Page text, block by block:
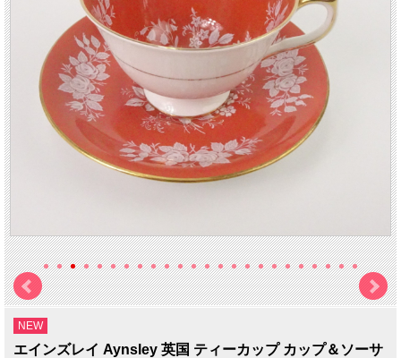
NEW
エインズレイ Aynsley 英国 ティーカップ カップ＆ソーサ